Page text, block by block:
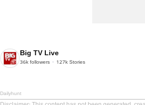
Big TV Live
36k followers 127k Stories
Dailyhunt